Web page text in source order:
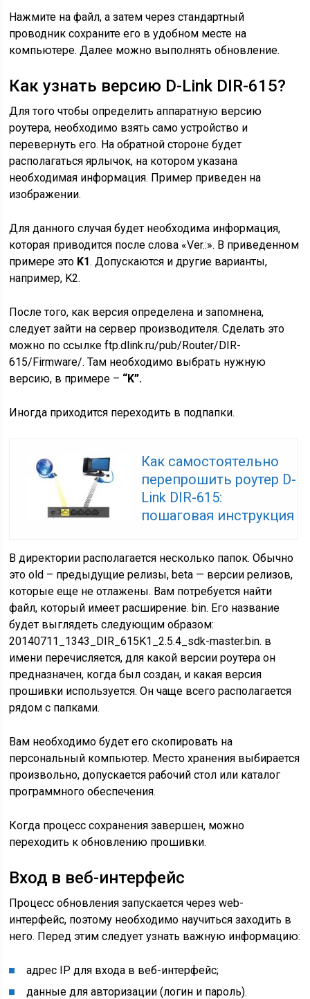
Нажмите на файл, а затем через стандартный
проводник сохраните его в удобном месте на
компьютере. Далее можно выполнять обновление.
Как узнать версию D-Link DIR-615?
Для того чтобы определить аппаратную версию
роутера, необходимо взять само устройство и
перевернуть его. На обратной стороне будет
располагаться ярлычок, на котором указана
необходимая информация. Пример приведен на
изображении.
Для данного случая будет необходима информация,
которая приводится после слова «Ver.:». В приведенном
примере это K1. Допускаются и другие варианты,
например, K2.
После того, как версия определена и запомнена,
следует зайти на сервер производителя. Сделать это
можно по ссылке ftp.dlink.ru/pub/Router/DIR-
615/Firmware/. Там необходимо выбрать нужную
версию, в примере – “K”.
Иногда приходится переходить в подпапки.
Как самостоятельно
перепрошить роутер D-
Link DIR-615:
пошаговая инструкция
В директории располагается несколько папок. Обычно
это old – предыдущие релизы, beta — версии релизов,
которые еще не отлажены. Вам потребуется найти
файл, который имеет расширение. bin. Его название
будет выглядеть следующим образом:
20140711_1343_DIR_615K1_2.5.4_sdk-master.bin. в
имени перечисляется, для какой версии роутера он
предназначен, когда был создан, и какая версия
прошивки используется. Он чаще всего располагается
рядом с папками.
Вам необходимо будет его скопировать на
персональный компьютер. Место хранения выбирается
произвольно, допускается рабочий стол или каталог
программного обеспечения.
Когда процесс сохранения завершен, можно
переходить к обновлению прошивки.
Вход в веб-интерфейс
Процесс обновления запускается через web-
интерфейс, поэтому необходимо научиться заходить в
него. Перед этим следует узнать важную информацию:
адрес IP для входа в веб-интерфейс;
данные для авторизации (логин и пароль).